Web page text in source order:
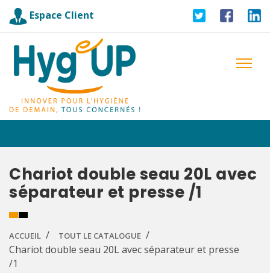
Espace Client
Chariot double seau 20L avec
séparateur et presse /1
ACCUEIL TOUT LE CATALOGUE
Chariot double seau 20L avec séparateur et presse
/1